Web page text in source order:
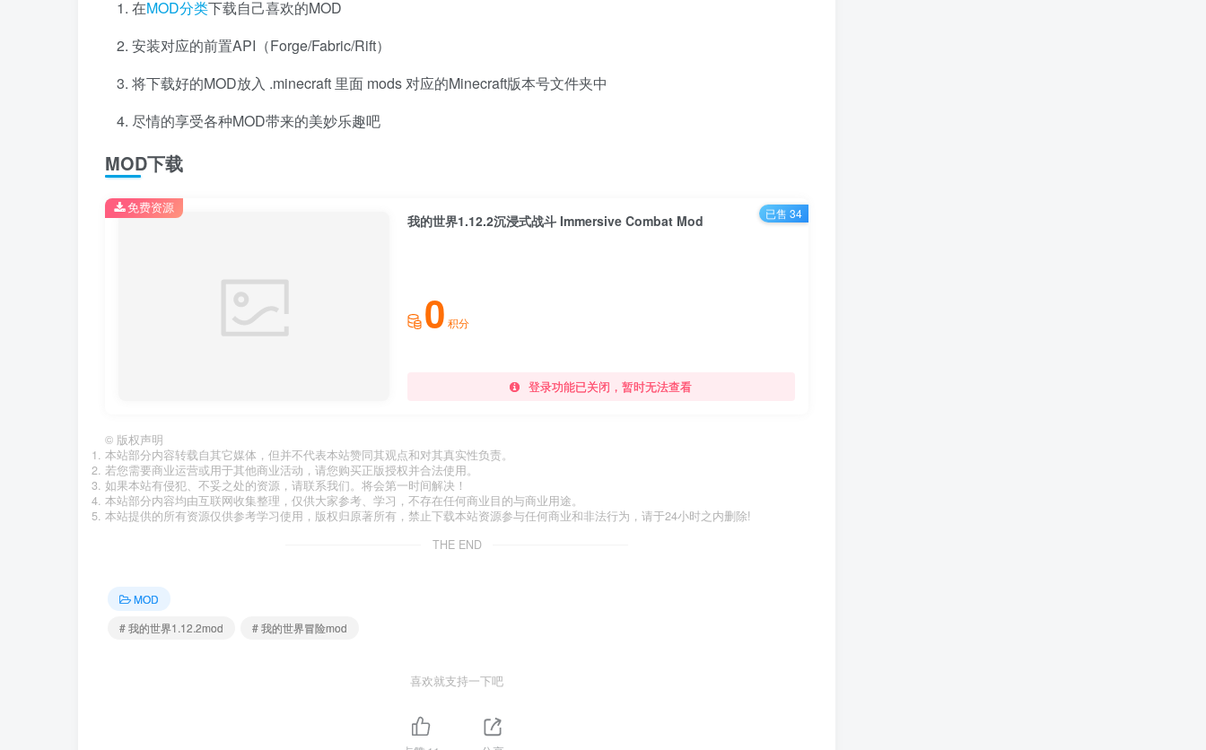
在MOD分类下载自己喜欢的MOD
安装对应的前置API（Forge/Fabric/Rift）
将下载好的MOD放入 .minecraft 里面 mods 对应的Minecraft版本号文件夹中
尽情的享受各种MOD带来的美妙乐趣吧
MOD下载
我的世界1.12.2沉浸式战斗 Immersive Combat Mod
0 积分
登录功能已关闭，暂时无法查看
免费资源 已售 34
© 版权声明
本站部分内容转载自其它媒体，但并不代表本站赞同其观点和对其真实性负责。
若您需要商业运营或用于其他商业活动，请您购买正版授权并合法使用。
如果本站有侵犯、不妥之处的资源，请联系我们。将会第一时间解决！
本站部分内容均由互联网收集整理，仅供大家参考、学习，不存在任何商业目的与商业用途。
本站提供的所有资源仅供参考学习使用，版权归原著所有，禁止下载本站资源参与任何商业和非法行为，请于24小时之内删除!
THE END
MOD
# 我的世界1.12.2mod
# 我的世界冒险mod
喜欢就支持一下吧